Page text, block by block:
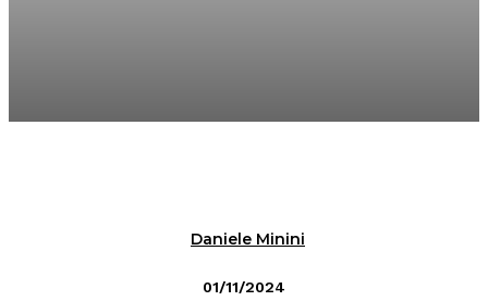
Daniele Minini
01/11/2024